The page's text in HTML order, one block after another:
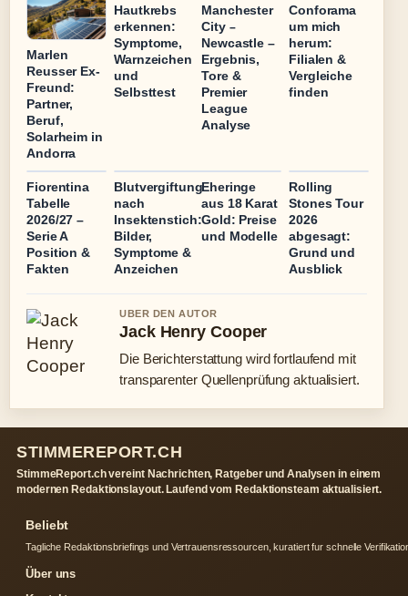
Marlen
Reusser Ex-
Freund:
Partner,
Beruf,
Solarheim in
Andorra
Hautkrebs
erkennen:
Symptome,
Warnzeichen
und
Selbsttest
Manchester
City –
Newcastle –
Ergebnis,
Tore &
Premier
League
Analyse
Conforama
um mich
herum:
Filialen &
Vergleiche
finden
Fiorentina
Tabelle
2026/27 –
Serie A
Position &
Fakten
Blutvergiftung
nach
Insektenstich:
Bilder,
Symptome &
Anzeichen
Eheringe
aus 18 Karat
Gold: Preise
und Modelle
Rolling
Stones Tour
2026
abgesagt:
Grund und
Ausblick
UBER DEN AUTOR
Jack Henry Cooper
Die Berichterstattung wird fortlaufend mit
transparenter Quellenprüfung aktualisiert.
STIMMEREPORT.CH
StimmeReport.ch vereint Nachrichten, Ratgeber und Analysen in einem
modernen Redaktionslayout. Laufend vom Redaktionsteam aktualisiert.
Beliebt
Tagliche Redaktionsbriefings und Vertrauensressourcen, kuratiert fur schnelle
Über uns